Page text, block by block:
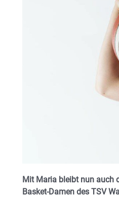
Mit Maria bleibt nun auch
Basket-Damen des TSV